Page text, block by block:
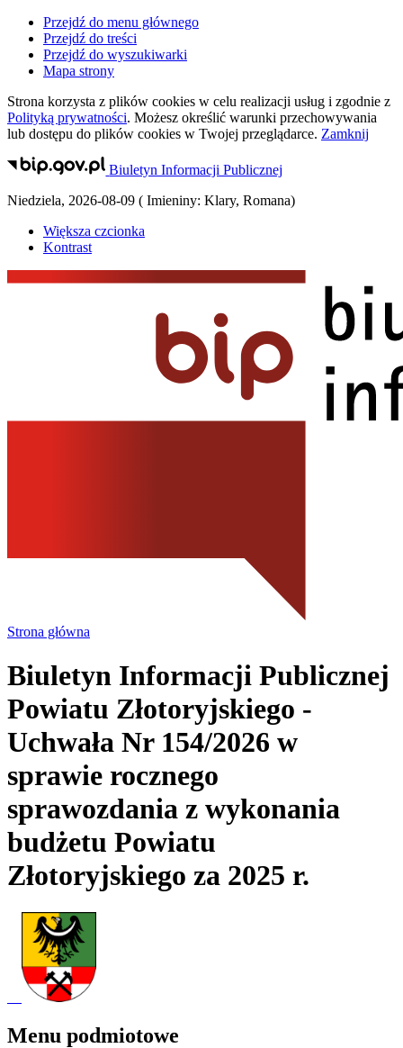
Przejdź do menu głównego
Przejdź do treści
Przejdź do wyszukiwarki
Mapa strony
Strona korzysta z plików cookies w celu realizacji usług i zgodnie z
Polityką prywatności. Możesz określić warunki przechowywania
lub dostępu do plików cookies w Twojej przeglądarce. Zamknij
Biuletyn Informacji Publicznej
Niedziela, 2026-08-09 ( Imieniny: Klary, Romana)
Większa czcionka
Kontrast
Strona główna
Biuletyn Informacji Publicznej
Powiatu Złotoryjskiego -
Uchwała Nr 154/2026 w
sprawie rocznego
sprawozdania z wykonania
budżetu Powiatu
Złotoryjskiego za 2025 r.
Menu podmiotowe